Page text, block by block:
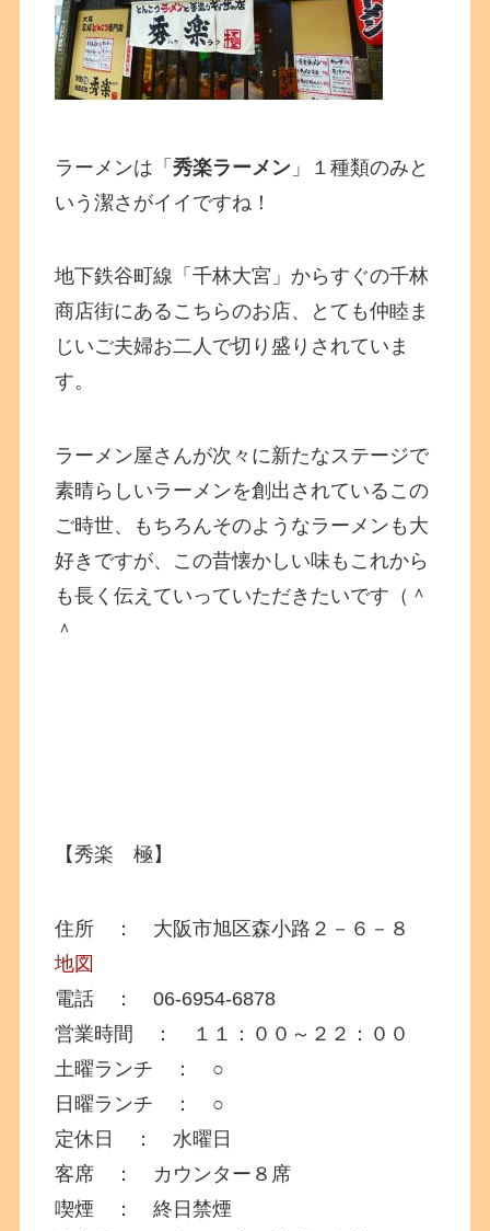
ラーメンは「秀楽ラーメン 」１種類のみと
いう潔さがイイですね！
地下鉄谷町線「千林大宮」からすぐの千林
商店街にあるこちらのお店、とても仲睦ま
じいご夫婦お二人で切り盛りされていま
す。
ラーメン屋さんが次々に新たなステージで
素晴らしいラーメンを創出されているこの
ご時世、もちろんそのようなラーメンも大
好きですが、この昔懐かしい味もこれから
も長く伝えていっていただきたいです（＾
＾
【秀楽 極】
住所 ： 大阪市旭区森小路２－６－８
地図
電話 ： 06-6954-6878
営業時間 ： １１：００～２２：００
土曜ランチ ： ○
日曜ランチ ： ○
定休日 ： 水曜日
客席 ： カウンター８席
喫煙 ： 終日禁煙